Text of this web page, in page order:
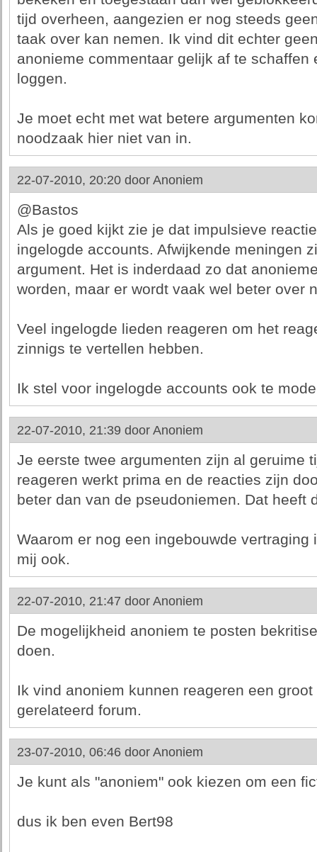
tijd overheen, aangezien er nog steeds
taak over kan nemen. Ik vind dit echter
anonieme commentaar gelijk af te
loggen.
Je moet echt met wat betere argumenten
noodzaak hier niet van in.
22-07-2010, 20:20 door Anoniem
@Bastos
Als je goed kijkt zie je dat impulsieve
ingelogde accounts. Afwijkende meningen
argument. Het is inderdaad zo dat
worden, maar er wordt vaak wel beter over
Veel ingelogde lieden reageren om het
zinnigs te vertellen hebben.
Ik stel voor ingelogde accounts ook te
22-07-2010, 21:39 door Anoniem
Je eerste twee argumenten zijn al geruime
reageren werkt prima en de reacties zijn
beter dan van de pseudoniemen. Dat heeft
Waarom er nog een ingebouwde
mij ook.
22-07-2010, 21:47 door Anoniem
De mogelijkheid anoniem te posten
doen.
Ik vind anoniem kunnen reageren een
gerelateerd forum.
23-07-2010, 06:46 door Anoniem
Je kunt als "anoniem" ook kiezen om een
dus ik ben even Bert98